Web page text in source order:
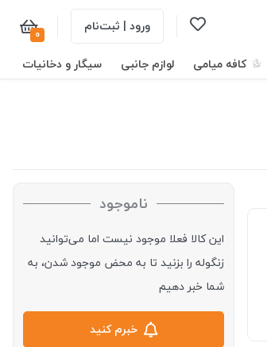
ورود | ثبت‌نام 0
کافه میامی لوازم جانبی سیگار و دخانیات
ناموجود
این کالا فعلا موجود نیست اما می‌توانید
زنگوله را بزنید تا به محض موجود شدن، به
شما خبر دهیم
خبرم کنید